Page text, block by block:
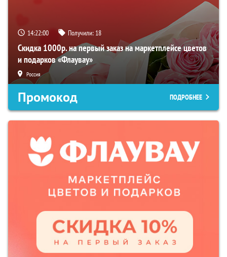
14:21:59 Получили: 18
Скидка 1000р. на первый заказ на маркетплейсе цветов
и подарков «Флаувау»
Россия
Промокод ПОДРОБНЕЕ